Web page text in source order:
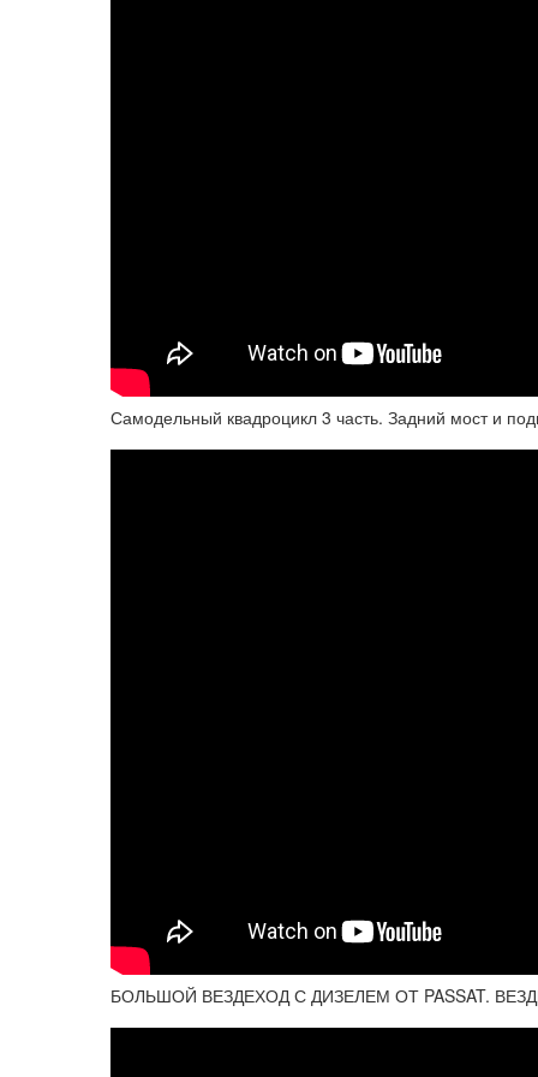
Самодельный квадроцикл 3 часть. Задний мост и
БОЛЬШОЙ ВЕЗДЕХОД С ДИЗЕЛЕМ ОТ PASSAT.